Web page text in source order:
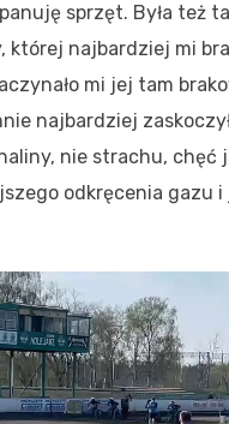
sprzęt. Była też
której najbardziej mi
mi jej tam
najbardziej
nie strachu, chęć
odkręcenia gazu i